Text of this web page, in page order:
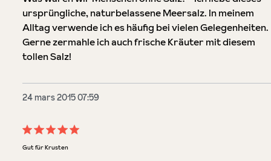
ursprüngliche, naturbelassene Meersalz. In meinem
Alltag verwende ich es häufig bei vielen Gelegenheiten.
Gerne zermahle ich auch frische Kräuter mit diesem
tollen Salz!
24 mars 2015 07:59
Évaluation avec une note de 5 sur 5 étoiles
Gut für Krusten